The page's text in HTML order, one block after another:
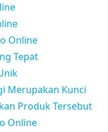
Online
Tepat
Merupakan Kunci
Produk Tersebut
Online